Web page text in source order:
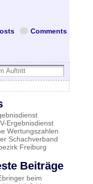
Comments
Ergebnisdienst
Wertungszahlen
Schachverband
Freiburg
Beiträge
beim